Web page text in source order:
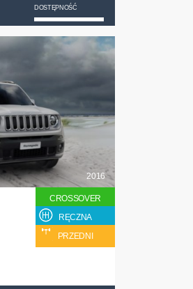
DOSTĘPNOŚĆ
2016
CROSSOVER
RĘCZNA
PRZEDNI